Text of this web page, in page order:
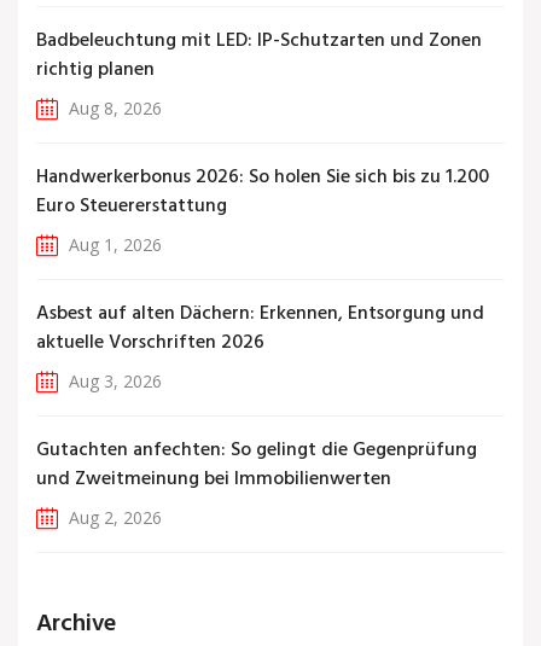
Badbeleuchtung mit LED: IP-Schutzarten und Zonen
richtig planen
Aug 8, 2026
Handwerkerbonus 2026: So holen Sie sich bis zu 1.200
Euro Steuererstattung
Aug 1, 2026
Asbest auf alten Dächern: Erkennen, Entsorgung und
aktuelle Vorschriften 2026
Aug 3, 2026
Gutachten anfechten: So gelingt die Gegenprüfung
und Zweitmeinung bei Immobilienwerten
Aug 2, 2026
Archive